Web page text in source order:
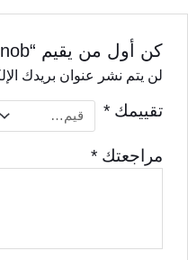
كن أول من يقيم “Vertical knurling knob”
لن يتم نشر عنوان بريدك
تقييمك *
مراجعتك *